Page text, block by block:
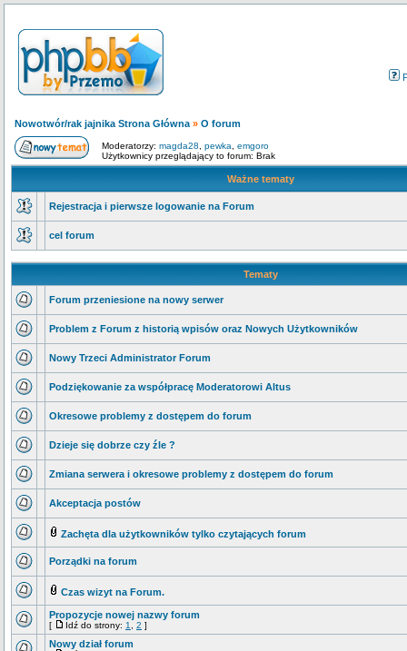
Nowotwór/rak jajnika Strona Główna » O forum
Moderatorzy: magda28 pewka
emgoro
Użytkownicy przeglądający to forum: Brak
Ważne tematy
Rejestracja i pierwsze logowanie na Forum
cel forum
Tematy
Forum przeniesione na nowy serwer
Problem z Forum z historią wpisów oraz Nowych Użytkowników
Nowy Trzeci Administrator Forum
Podziękowanie za współpracę Moderatorowi Altus
Okresowe problemy z dostępem do forum
Dzieje się dobrze czy źle ?
Zmiana serwera i okresowe problemy z dostępem do forum
Akceptacja postów
Zachęta dla użytkowników tylko czytających forum
Porządki na forum
Czas wizyt na Forum.
Propozycje nowej nazwy forum
[ Idź do strony: 1 2 ]
Nowy dział forum